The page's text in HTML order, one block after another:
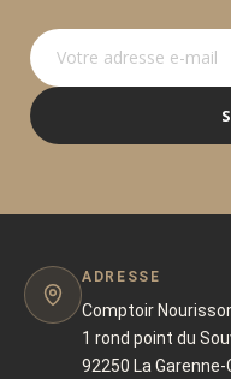
ADRESSE
Comptoir
1 rond point du
92250 La